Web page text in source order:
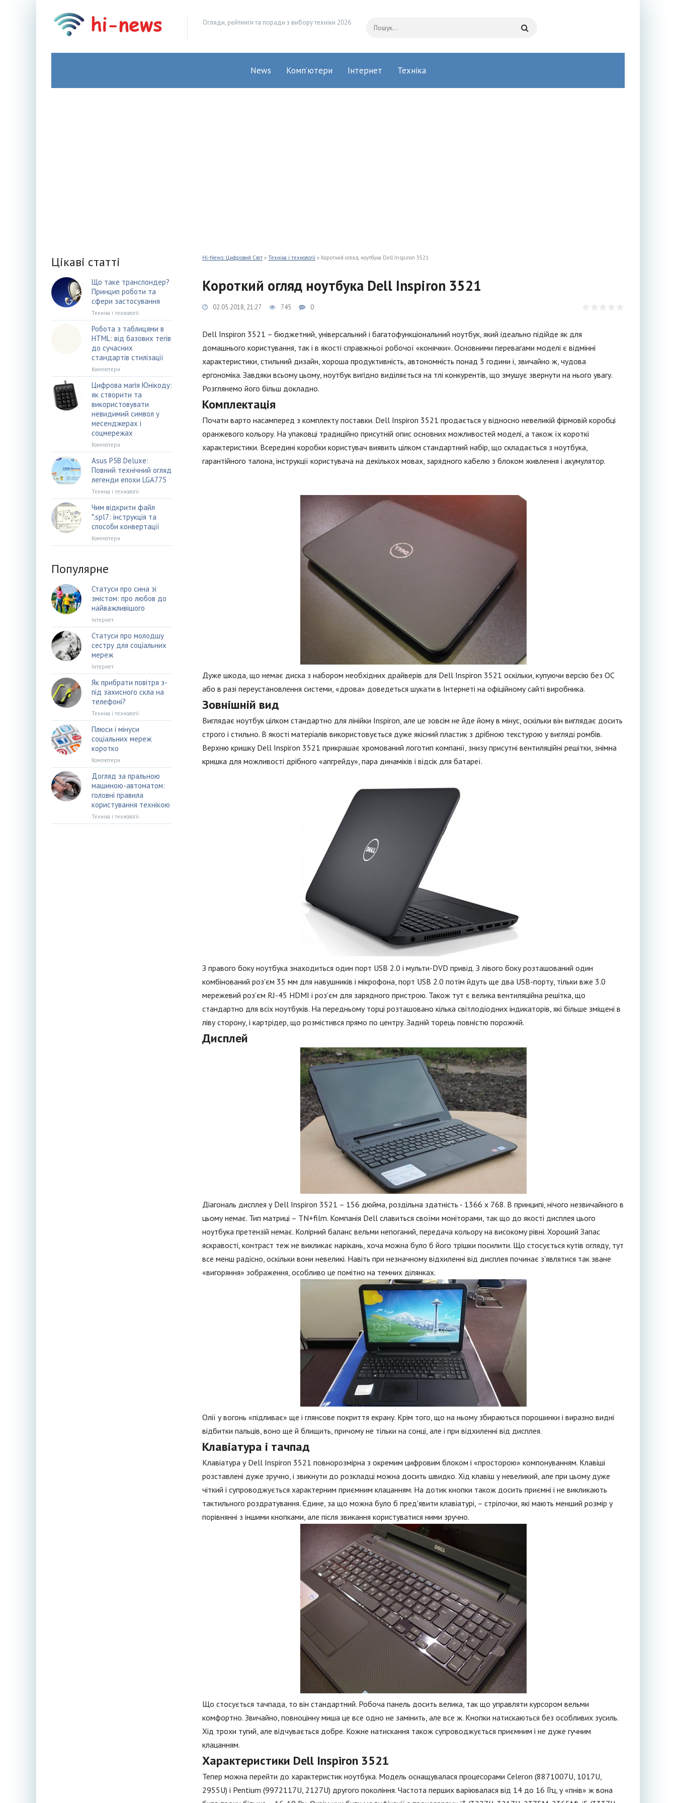
Огляди, рейтинги та поради з вибору техніки 2026
News Комп’ютери Інтернет Техніка
Hi-News: Цифровий Світ » Техніка і технології » Короткий огляд ноутбука Dell Inspiron 3521
Короткий огляд ноутбука Dell Inspiron 3521
02.05.2018, 21:27 745 0
Dell Inspiron 3521 – бюджетний, універсальний і багатофункціональний ноутбук, який ідеально підійде як для
домашнього користування, так і в якості справжньої робочої «конячки». Основними перевагами моделі є відмінні
характеристики, стильний дизайн, хороша продуктивність, автономність понад 3 години і, звичайно ж, чудова
ергономіка. Завдяки всьому цьому, ноутбук вигідно виділяється на тлі конкурентів, що змушує звернути на нього увагу.
Розглянемо його більш докладно.
Комплектація
Почати варто насамперед з комплекту поставки. Dell Inspiron 3521 продається у відносно невеликій фірмовій коробці
оранжевого кольору. На упаковці традиційно присутній опис основних можливостей моделі, а також їх короткі
характеристики. Всередині коробки користувач виявить цілком стандартний набір, що складається з ноутбука,
гарантійного талона, інструкції користувача на декількох мовах, зарядного кабелю з блоком живлення і акумулятор.
Дуже шкода, що немає диска з набором необхідних драйверів для Dell Inspiron 3521 оскільки, купуючи версію без ОС
або в разі переустановлення системи, «дрова» доведеться шукати в Інтернеті на офіційному сайті виробника.
Зовнішній вид
Виглядає ноутбук цілком стандартно для лінійки Inspiron, але це зовсім не йде йому в мінус, оскільки він виглядає досить
строго і стильно. В якості матеріалів використовується дуже якісний пластик з дрібною текстурою у вигляді ромбів.
Верхню кришку Dell Inspiron 3521 прикрашає хромований логотип компанії, знизу присутні вентиляційні решітки, знімна
кришка для можливості дрібного «апгрейду», пара динаміків і відсік для батареї.
З правого боку ноутбука знаходиться один порт USB 2.0 і мульти-DVD привід. З лівого боку розташований один
комбінований роз'єм 35 мм для навушників і мікрофона, порт USB 2.0 потім йдуть ще два USB-порту, тільки вже 3.0
мережевий роз'єм RJ-45 HDMI і роз'єм для зарядного пристрою. Також тут є велика вентиляційна решітка, що
стандартно для всіх ноутбуків. На передньому торці розташовано кілька світлодіодних індикаторів, які більше зміщені в
ліву сторону, і картрідер, що розмістився прямо по центру. Задній торець повністю порожній.
Дисплей
Діагональ дисплея у Dell Inspiron 3521 – 156 дюйма, роздільна здатність - 1366 х 768. В принципі, нічого незвичайного в
цьому немає. Тип матриці – TN+film. Компанія Dell славиться своїми моніторами, так що до якості дисплея цього
ноутбука претензій немає. Колірний баланс вельми непоганий, передача кольору на високому рівні. Хороший Запас
яскравості, контраст теж не викликає нарікань, хоча можна було б його трішки посилити. Що стосується кутів огляду, тут
все менш радісно, оскільки вони невеликі. Навіть при незначному відхиленні від дисплея починає з'являтися так зване
«вигоряння» зображення, особливо це помітно на темних ділянках.
Олії у вогонь «підливає» ще і глянсове покриття екрану. Крім того, що на ньому збираються порошинки і виразно видні
відбитки пальців, воно ще й блищить, причому не тільки на сонці, але і при відхиленні від дисплея.
Клавіатура і тачпад
Клавіатура у Dell Inspiron 3521 повнорозмірна з окремим цифровим блоком і «просторою» компонуванням. Клавіші
розставлені дуже зручно, і звикнути до розкладці можна досить швидко. Хід клавіш у невеликий, але при цьому дуже
чіткий і супроводжується характерним приємним клацанням. На дотик кнопки також досить приємні і не викликають
тактильного роздратування. Єдине, за що можна було б пред'явити клавіатурі, – стрілочки, які мають менший розмір у
порівнянні з іншими кнопками, але після звикання користуватися ними зручно.
Що стосується тачпада, то він стандартний. Робоча панель досить велика, так що управляти курсором вельми
комфортно. Звичайно, повноцінну миша це все одно не замінить, але все ж. Кнопки натискаються без особливих зусиль.
Хід трохи тугий, але відчувається добре. Кожне натискання також супроводжується приємним і не дуже гучним
клацанням.
Характеристики Dell Inspiron 3521
Тепер можна перейти до характеристик ноутбука. Модель оснащувалася процесорами Celeron (8871007U, 1017U,
2955U) і Pentium (9972117U, 2127U) другого покоління. Частота перших варіювалася від 14 до 16 Ггц, у «пнів» ж вона
Цікаві статті
Що таке транспондер?
Принцип роботи та
сфери застосування
Техніка і технології
Робота з таблицями в
HTML: від базових тегів
до сучасних
стандартів стилізації
Компютери
Цифрова магія Юнікоду:
як створити та
використовувати
невидимий символ у
месенджерах і
соцмережах
Компютери
Asus P5B Deluxe:
Повний технічний огляд
легенди епохи LGA775
Техніка і технології
Чим відкрити файл
*.spl7: інструкція та
способи конвертації
Компютери
Популярне
Статуси про сина зі
змістом: про любов до
найважливішого
Інтернет
Статуси про молодшу
сестру для соціальних
мереж
Інтернет
Як прибрати повітря з-
під захисного скла на
телефоні?
Техніка і технології
Плюси і мінуси
соціальних мереж
коротко
Компютери
Догляд за пральною
машиною-автоматом:
головні правила
користування технікою
Техніка і технології